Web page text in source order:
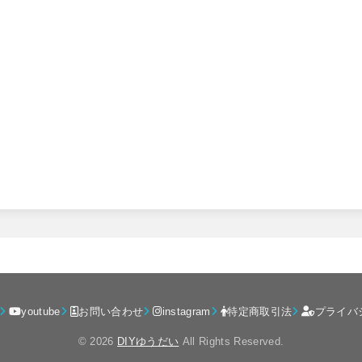
youtube お問い合わせ instagram 特定商取引法 プライバ
© 2026 DIYゆうだい All Rights Reserved.